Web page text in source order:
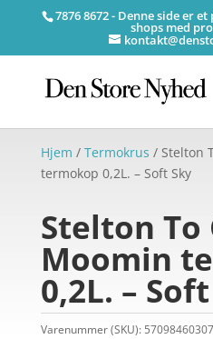
7876 8672 - Denne side er
shops med
Hjem / Termokrus / Stelton
termokop 0,2L. – Soft Sky
Stelton To
Moomin
0,2L. –
Varenummer (SKU):